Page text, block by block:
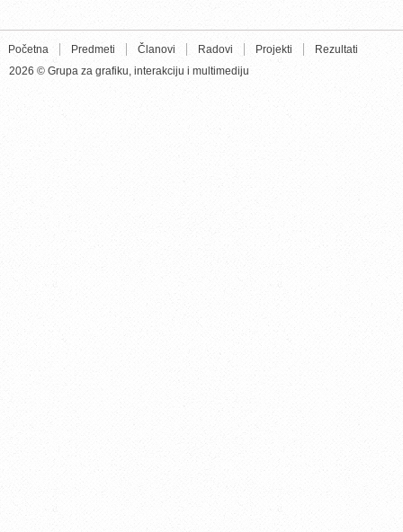
Početna Predmeti Članovi Radovi Projekti
Rezultati
2026 © Grupa za grafiku, interakciju i multimediju